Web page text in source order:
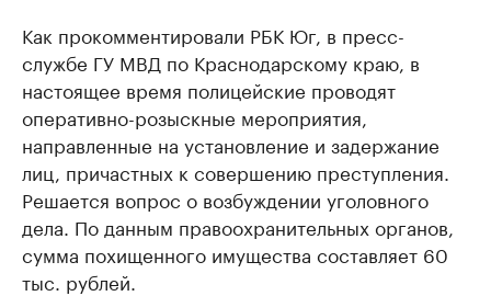
Как прокомментировали РБК Юг, в пресс-
службе ГУ МВД по Краснодарскому краю, в
настоящее время полицейские проводят
оперативно-розыскные мероприятия,
направленные на установление и задержание
лиц, причастных к совершению преступления.
Решается вопрос о возбуждении уголовного
дела. По данным правоохранительных органов,
сумма похищенного имущества составляет 60
тыс. рублей.